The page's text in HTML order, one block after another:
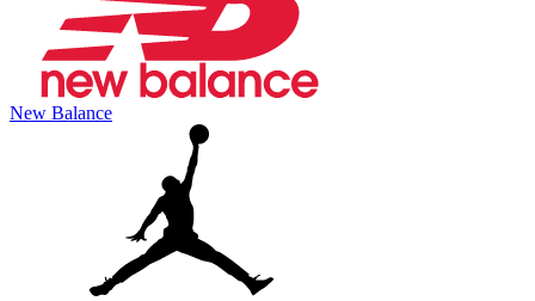
New Balance